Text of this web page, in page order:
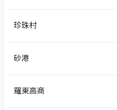
珍珠村
砂港
羅東高商